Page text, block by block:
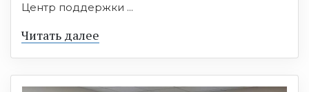
Центр поддержки ...
Читать далее